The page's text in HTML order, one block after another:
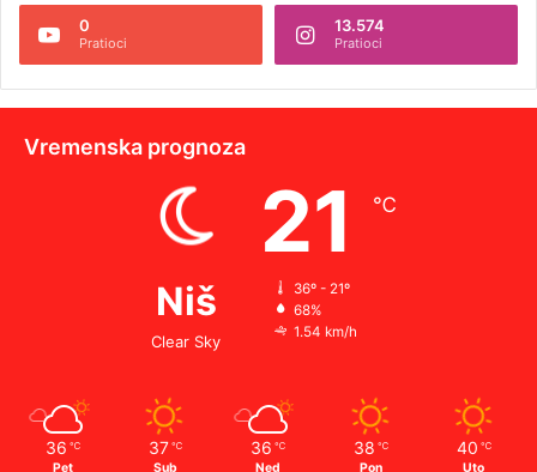
0
Pratioci
13.574
Pratioci
Vremenska prognoza
Niš
Clear Sky
21 ℃
36º - 21º
68%
1.54 km/h
36 ℃
Pet
37 ℃
Sub
36 ℃
Ned
38 ℃
Pon
40 ℃
Uto